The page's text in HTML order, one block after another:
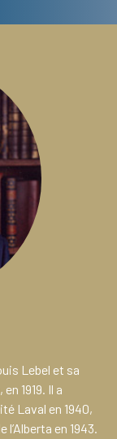
Lebel et sa
1919. Il a
Laval en 1940,
en 1943.